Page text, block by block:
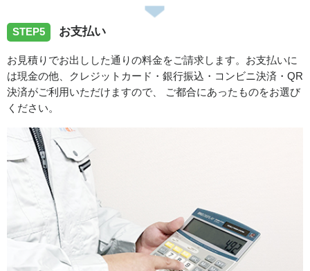
STEP5 お支払い
お見積りでお出しした通りの料金をご請求します。お支払いに
は現金の他、クレジットカード・銀行振込・コンビニ決済・QR
決済がご利用いただけますので、 ご都合にあったものをお選び
ください。